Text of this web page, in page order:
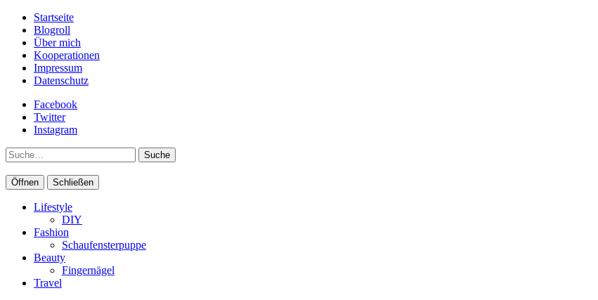
Startseite
Blogroll
Über mich
Kooperationen
Impressum
Datenschutz
Facebook
Twitter
Instagram
Suche
Öffnen Schließen
Lifestyle
DIY
Fashion
Schaufensterpuppe
Beauty
Fingernägel
Travel